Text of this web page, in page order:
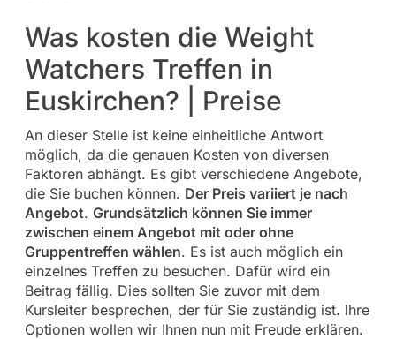
Was kosten die Weight
Watchers Treffen in
Euskirchen? | Preise
An dieser Stelle ist keine einheitliche Antwort
möglich, da die genauen Kosten von diversen
Faktoren abhängt. Es gibt verschiedene Angebote,
die Sie buchen können. Der Preis variiert je nach
Angebot. Grundsätzlich können Sie immer
zwischen einem Angebot mit oder ohne
Gruppentreffen wählen. Es ist auch möglich ein
einzelnes Treffen zu besuchen. Dafür wird ein
Beitrag fällig. Dies sollten Sie zuvor mit dem
Kursleiter besprechen, der für Sie zuständig ist. Ihre
Optionen wollen wir Ihnen nun mit Freude erklären.